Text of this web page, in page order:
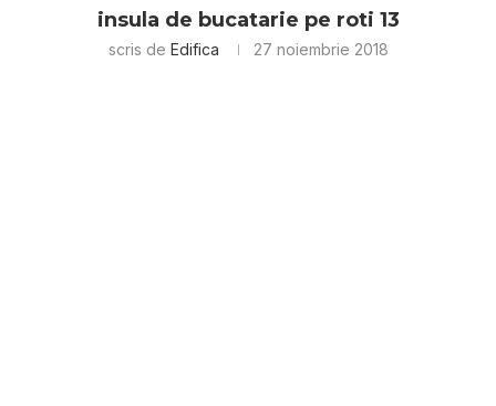
insula de bucatarie pe roti 13
scris de Edifica 27 noiembrie 2018